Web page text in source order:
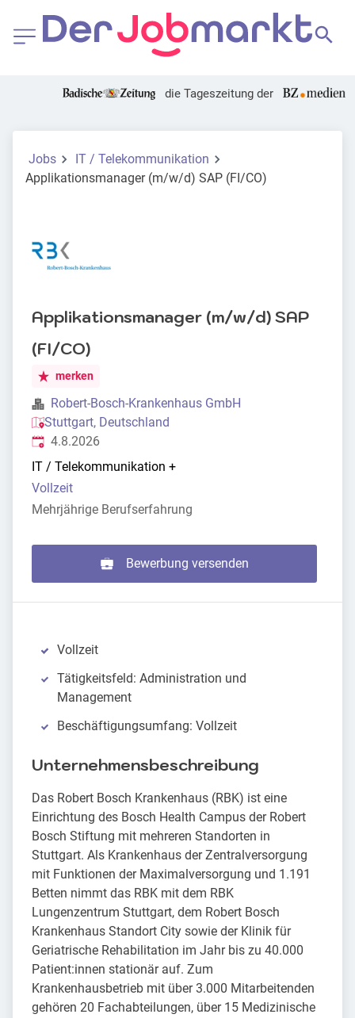
die Tageszeitung der
Jobs
IT / Telekommunikation
Applikationsmanager (m/w/d) SAP (FI/CO)
Applikationsmanager (m/w/d) SAP
(FI/CO)
merken
Robert-Bosch-Krankenhaus GmbH
Stuttgart, Deutschland
Veröffentlicht
4.8.2026
IT / Telekommunikation +
Vollzeit
Mehrjährige Berufserfahrung
Bewerbung versenden
Vollzeit
Tätigkeitsfeld: Administration und
Management
Beschäftigungsumfang: Vollzeit
Unternehmensbeschreibung
Das Robert Bosch Krankenhaus (RBK) ist eine
Einrichtung des Bosch Health Campus der Robert
Bosch Stiftung mit mehreren Standorten in
Stuttgart. Als Krankenhaus der Zentralversorgung
mit Funktionen der Maximalversorgung und 1.191
Betten nimmt das RBK mit dem RBK
Lungenzentrum Stuttgart, dem Robert Bosch
Krankenhaus Standort City sowie der Klinik für
Geriatrische Rehabilitation im Jahr bis zu 40.000
Patient:innen stationär auf. Zum
Krankenhausbetrieb mit über 3.000 Mitarbeitenden
gehören 20 Fachabteilungen, über 15 Medizinische